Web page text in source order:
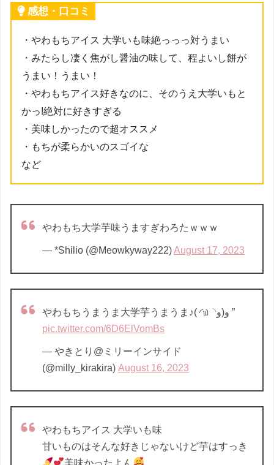
感想・口コミ
・やわもちアイス 大学いも味絶っっっ対うまい
・みたらし凄く焦がし醤油の味して、程よいし餅が
うまい！うまい！
・やわもちアイス好きなのに、そのうえ大学いもと
かっ!絶対に好きすぎる
・美味しかったので超オススメ
・もちが柔らかいのスゴイな
など
やわもち大学芋味うますぎわろたｗｗｗ
— *Shilio (@Meowkyway222)August 17, 2023
やわもちうまうま大学芋うまうま♪( ◜௰◝و(و ”
pic.twitter.com/6D6ElVomBs
— やきとり@ミリーインサイド
(@milly_kirakira) August 16, 2023
やわもちアイス 大学いも味
甘いものはそんな好きじゃないけど芋はすっき
美味かったよん